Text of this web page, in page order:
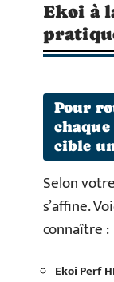
Ekoi à
Pour
cible
Selon
s’affine.
connaître :
Ekoi Perf